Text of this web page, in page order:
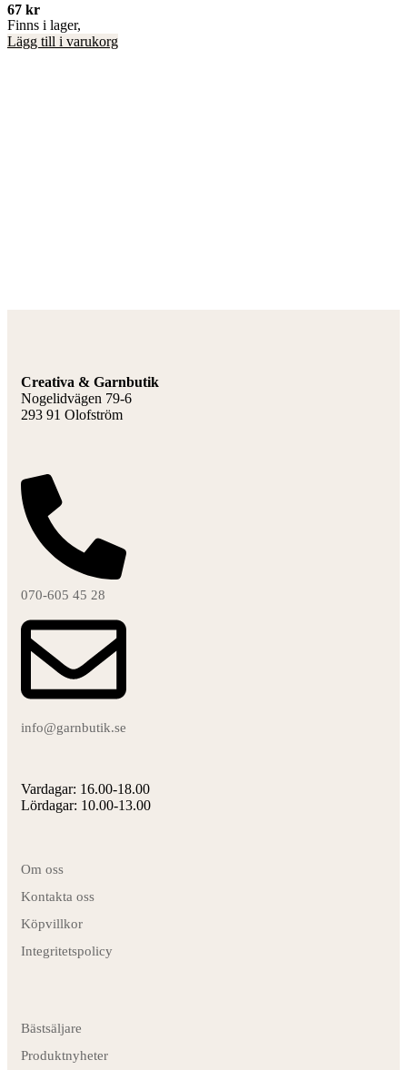
67 kr
Finns i lager,
Lägg till i varukorg
Creativa & Garnbutik
Nogelidvägen 79-6
293 91 Olofström
070-605 45 28
info@garnbutik.se
Vardagar: 16.00-18.00
Lördagar: 10.00-13.00
Om oss
Kontakta oss
Köpvillkor
Integritetspolicy
Bästsäljare
Produktnyheter